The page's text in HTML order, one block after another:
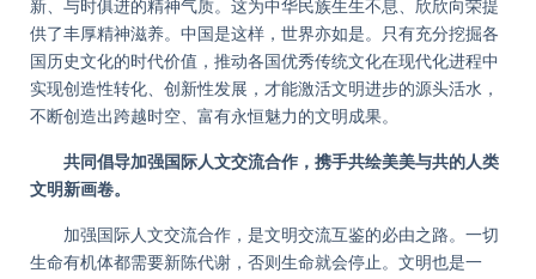
新、与时俱进的精神气质。这为中华民族生生不息、欣欣向荣提
供了丰厚精神滋养。中国是这样，世界亦如是。只有充分挖掘各
国历史文化的时代价值，推动各国优秀传统文化在现代化进程中
实现创造性转化、创新性发展，才能激活文明进步的源头活水，
不断创造出跨越时空、富有永恒魅力的文明成果。
共同倡导加强国际人文交流合作，携手共绘美美与共的人类
文明新画卷。
加强国际人文交流合作，是文明交流互鉴的必由之路。一切
生命有机体都需要新陈代谢，否则生命就会停止。文明也是一